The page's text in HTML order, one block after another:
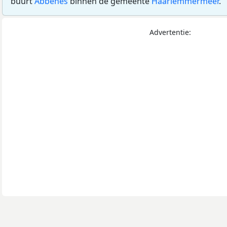
Advertentie: